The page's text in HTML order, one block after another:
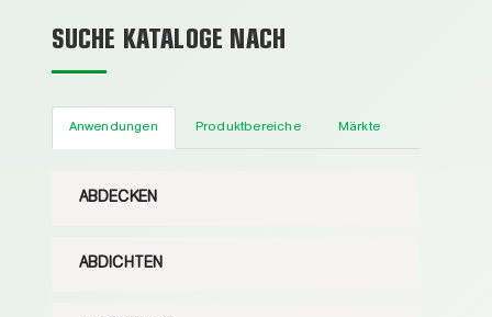
SUCHE KATALOGE NACH
Anwendungen Produktbereiche Märkte
ABDECKEN
ABDICHTEN